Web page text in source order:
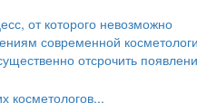
от которого невозможно
современной
отсрочить